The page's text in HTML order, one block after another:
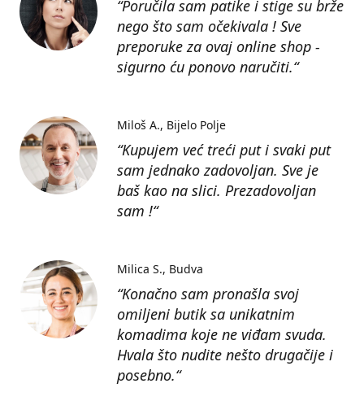
“Poručila sam patike i stige su brže
nego što sam očekivala ! Sve
preporuke za ovaj online shop -
sigurno ću ponovo naručiti.“
“Kupujem već treći put i svaki put
sam jednako zadovoljan. Sve je
baš kao na slici. Prezadovoljan
sam !“
Miloš A. Bijelo Polje
“Konačno sam pronašla svoj
omiljeni butik sa unikatnim
komadima koje ne viđam svuda.
Hvala što nudite nešto drugačije i
posebno.“
Milica S. Budva